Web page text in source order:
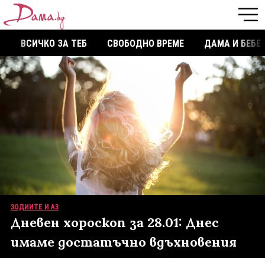
ВСИЧКО ЗА ТЕБ СВОБОДНО ВРЕМЕ ДАМА И БЕБЕ
ЗОДИИТЕ И АЗ
Дневен хороскоп за 28.01: Днес
имаме достатъчно вдъхновения